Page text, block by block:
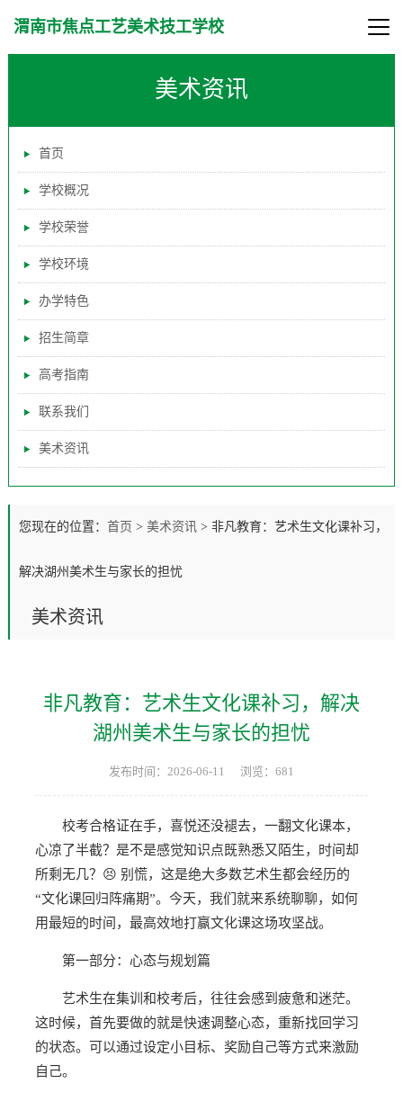
渭南市焦点工艺美术技工学校
美术资讯
首页
学校概况
学校荣誉
学校环境
办学特色
招生简章
高考指南
联系我们
美术资讯
您现在的位置： 首页 > 美术资讯> 非凡教育：艺术生文化课补习，
解决湖州美术生与家长的担忧
美术资讯
非凡教育：艺术生文化课补习，解决
湖州美术生与家长的担忧
发布时间：2026-06-11 浏览：681
校考合格证在手，喜悦还没褪去，一翻文化课本，
心凉了半截？是不是感觉知识点既熟悉又陌生，时间却
所剩无几？😣 别慌，这是绝大多数艺术生都会经历的
“文化课回归阵痛期”。今天，我们就来系统聊聊，如何
用最短的时间，最高效地打赢文化课这场攻坚战。
第一部分：心态与规划篇
艺术生在集训和校考后，往往会感到疲惫和迷茫。
这时候，首先要做的就是快速调整心态，重新找回学习
的状态。可以通过设定小目标、奖励自己等方式来激励
自己。